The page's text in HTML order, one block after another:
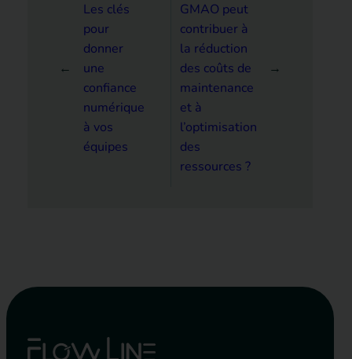
←
Les clés
pour
donner
une
confiance
numérique
à vos
équipes
GMAO peut
contribuer à
la réduction
des coûts de
maintenance
et à
l’optimisation
des
ressources ?
→